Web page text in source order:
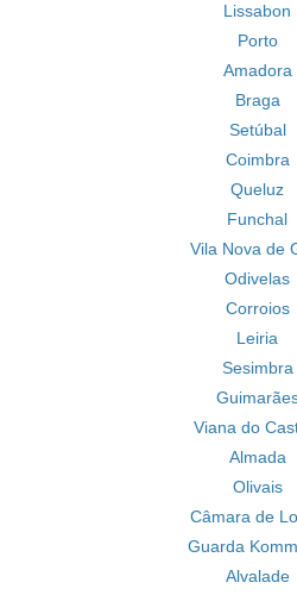
Lissabon
Porto
Amadora
Braga
Setúbal
Coimbra
Queluz
Funchal
Vila Nova de
Odivelas
Corroios
Leiria
Sesimbra
Viana do
Almada
Olivais
Câmara de
Guarda
Alvalade